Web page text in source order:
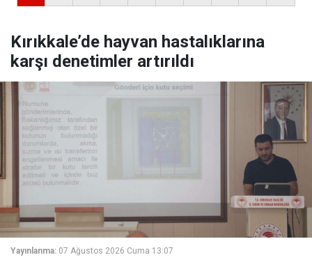
Kırıkkale’de hayvan hastalıklarına
karşı denetimler artırıldı
Yayınlanma: 07 Ağustos 2026 Cuma 13:07